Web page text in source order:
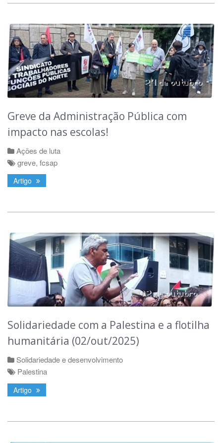
Greve da Administração Pública com
impacto nas escolas!
Ações de luta
greve, fcsap
Artigo
Solidariedade com a Palestina e a flotilha
humanitária (02/out/2025)
Solidariedade e desenvolvimento
Palestina
Artigo